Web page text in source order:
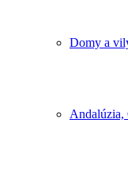
Domy a
Andalúzia,